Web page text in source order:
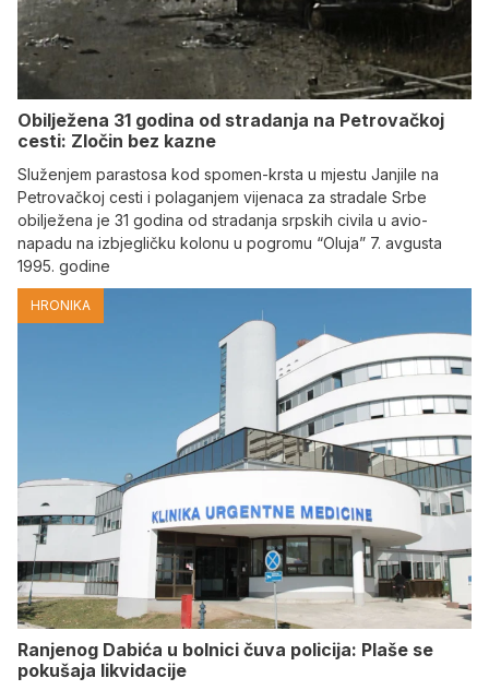
Obilježena 31 godina od stradanja na Petrovačkoj
cesti: Zločin bez kazne
Služenjem parastosa kod spomen-krsta u mjestu Janjile na
Petrovačkoj cesti i polaganjem vijenaca za stradale Srbe
obilježena je 31 godina od stradanja srpskih civila u avio-
napadu na izbjegličku kolonu u pogromu “Oluja” 7. avgusta
1995. godine
HRONIKA
Ranjenog Dabića u bolnici čuva policija: Plaše se
pokušaja likvidacije